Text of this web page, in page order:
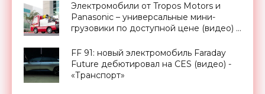
Электромобили от Tropos Motors и
Panasonic – универсальные мини-
грузовики по доступной цене (видео) -
FF 91: новый электромобиль Faraday
Future дебютировал на CES (видео) -
«Транспорт»